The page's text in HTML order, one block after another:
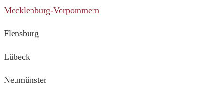
Mecklenburg-Vorpommern
Flensburg
Lübeck
Neumünster